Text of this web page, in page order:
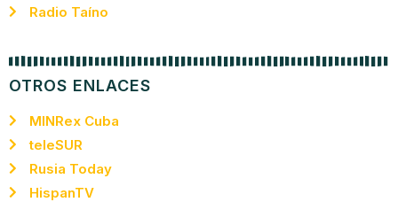
Radio Taíno
OTROS ENLACES
MINRex Cuba
teleSUR
Rusia Today
HispanTV